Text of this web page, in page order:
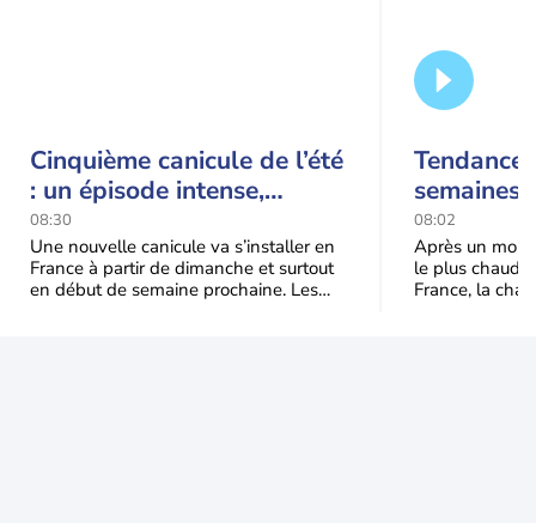
Cinquième canicule de l’été
: un épisode intense,
durable et étendu la
semaine prochaine
08:30
Une nouvelle canicule va s’installer en
France à partir de dimanche et surtout
en début de semaine prochaine. Les
Tendance
semaines
septembre
08:02
Après un
le plus chaud
France, la